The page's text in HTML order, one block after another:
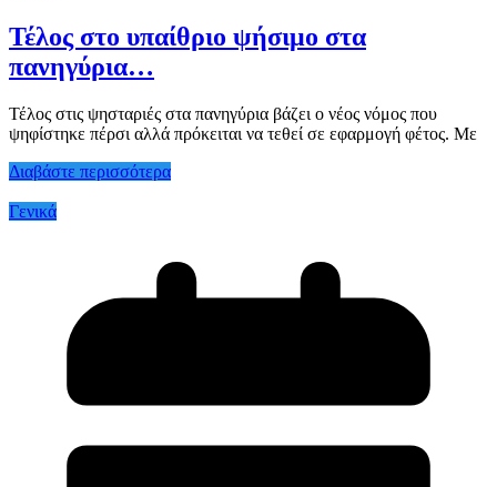
Τέλος στο υπαίθριο ψήσιμο στα
πανηγύρια…
Τέλος στις ψησταριές στα πανηγύρια βάζει ο νέος νόμος που
ψηφίστηκε πέρσι αλλά πρόκειται να τεθεί σε εφαρμογή φέτος. Με
Διαβάστε περισσότερα
Γενικά